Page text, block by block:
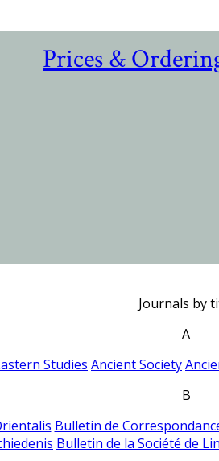
Prices &
Journals by
A
Studies Ancient Society
B
Bulletin de
Bulletin de la Société de